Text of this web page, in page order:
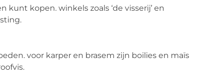
kopen. winkels zoals ‘de visserij’ en
voor karper en brasem zijn boilies en maïs